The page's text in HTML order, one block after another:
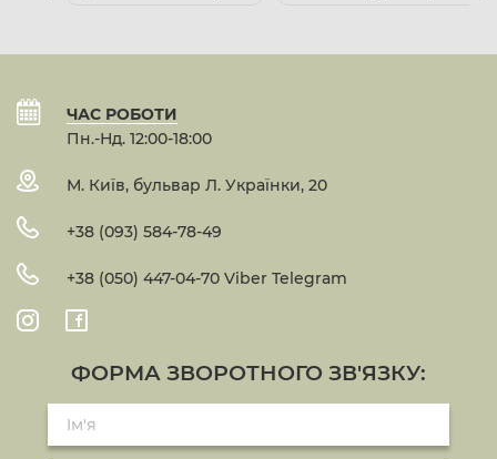
ЧАС РОБОТИ
Пн.-Нд. 12:00-18:00
М. Київ, бульвар Л. Українки, 20
+38 (093) 584-78-49
+38 (050) 447-04-70 Viber Telegram
ФОРМА ЗВОРОТНОГО ЗВ'ЯЗКУ: